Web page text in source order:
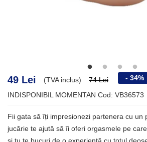
49 Lei (TVA inclus) 74 Lei - 34%
INDISPONIBIL MOMENTAN Cod: VB36573
Fii gata să îți impresionezi partenera cu un
jucărie te ajută să îi oferi orgasmele pe